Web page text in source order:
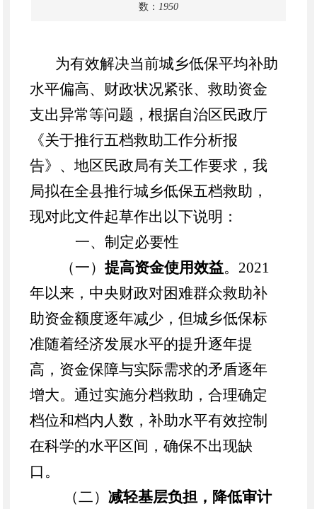
数： 1950
为有效解决当前城乡低保平均补助
水平偏高、财政状况紧张、救助资金
支出异常等问题，根据自治区民政厅
《关于推行五档救助工作分析报
告》、地区民政局有关工作要求，我
局拟在全县推行城乡低保五档救助，
现对此文件起草作出以下说明：
一、制定必要性
（一）提高资金使用效益。2021
年以来，中央财政对困难群众救助补
助资金额度逐年减少，但城乡低保标
准随着经济发展水平的提升逐年提
高，资金保障与实际需求的矛盾逐年
增大。通过实施分档救助，合理确定
档位和档内人数，补助水平有效控制
在科学的水平区间，确保不出现缺
口。
（二）减轻基层负担，降低审计